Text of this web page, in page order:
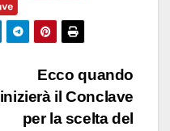
Ecco quando
inizierà il Conclave
per la scelta del